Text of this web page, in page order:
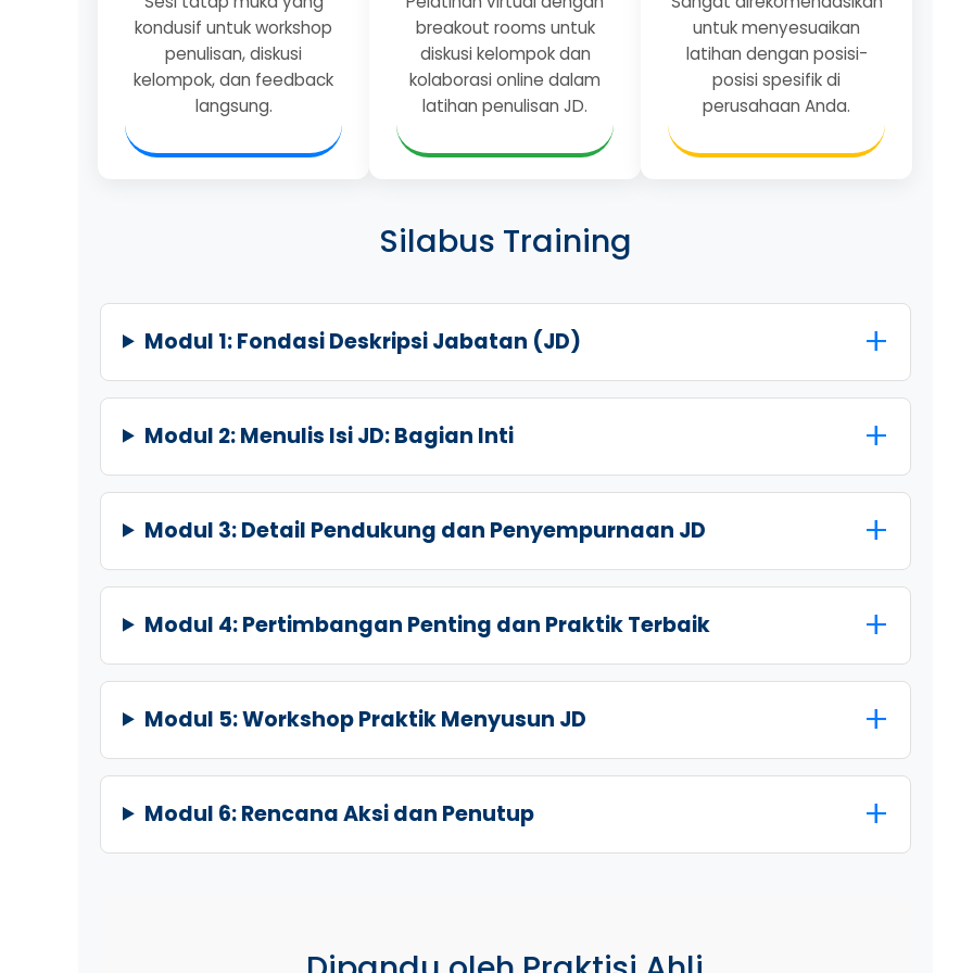
kondusif untuk workshop
penulisan, diskusi
kelompok, dan feedback
langsung.
breakout rooms untuk
diskusi kelompok dan
kolaborasi online dalam
latihan penulisan JD.
untuk menyesuaikan
latihan dengan posisi-
posisi spesifik di
perusahaan Anda.
Silabus Training
Modul 1: Fondasi Deskripsi Jabatan (JD)
Modul 2: Menulis Isi JD: Bagian Inti
Modul 3: Detail Pendukung dan Penyempurnaan JD
Modul 4: Pertimbangan Penting dan Praktik Terbaik
Modul 5: Workshop Praktik Menyusun JD
Modul 6: Rencana Aksi dan Penutup